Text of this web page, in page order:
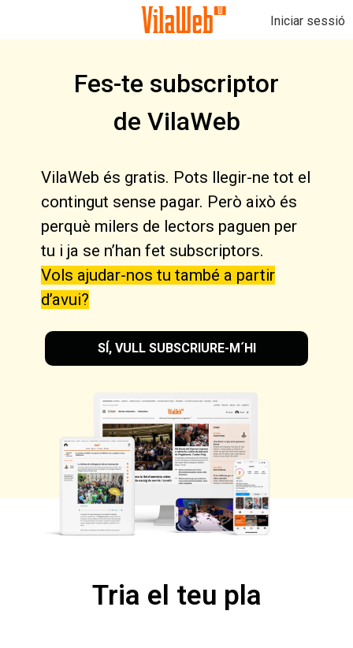
Iniciar sessió
Fes-te subscriptor
de VilaWeb
VilaWeb és gratis. Pots llegir-ne tot el
contingut sense pagar. Però això és
perquè milers de lectors paguen per
tu i ja se n’han fet subscriptors.
Vols ajudar-nos tu també a partir
d’avui?
SÍ, VULL SUBSCRIURE-M´HI
Tria el teu pla